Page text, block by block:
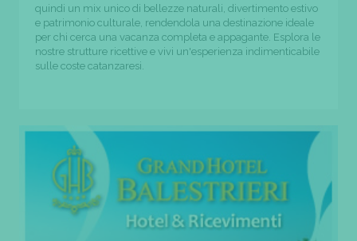
quindi un mix unico di bellezze naturali, divertimento estivo
e patrimonio culturale, rendendola una destinazione ideale
per chi cerca una vacanza completa e appagante. Esplora le
nostre strutture ricettive e vivi un'esperienza indimenticabile
sulle coste catanzaresi.